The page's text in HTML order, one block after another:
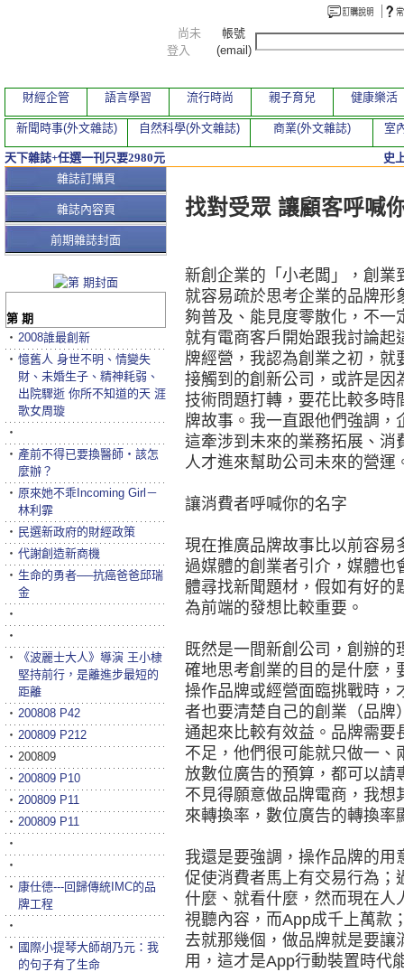
本期文章
找對受眾 讓顧客呼喊
新創企業的「小老闆」，創業
就容易疏於思考企業的品牌
夠普及、能見度零散化，不一
就有電商客戶開始跟我討論
牌經營，我認為創業之初，
接觸到的創新公司，或許是因
技術問題打轉，要花比較多時
牌故事。我一直跟他們強調
這牽涉到未來的業務拓展、消
人才進來幫助公司未來的營運
讓消費者呼喊你的名字
現在推廣品牌故事比以前容易
過媒體的創業者引介，媒體也
體尋找新聞題材，假如有好
為前端的發想比較重要。
既然是一間新創公司，創辦
確地思考創業的目的是什麼，
操作品牌或經營面臨挑戰時，
者也要清楚自己的創業（品牌
通起來比較有效益。品牌需要
不足，他們很可能就只做一
放數位廣告的預算，都可以請
不見得願意做品牌電商，我
來轉換率，數位廣告的轉換
我還是要強調，操作品牌的
促使消費者馬上有交易行為；
什麼、就看什麼，然而現在人
視聽內容，而App成千上萬款
去就那幾個，做品牌就是要
用，這才是App行動裝置時代
雜誌訂購頁
雜誌內容頁
前期雜誌封面
第 期
‧ 2008誰最創新
‧ 憶舊人 身世不明、情變失
財、未婚生子、精神耗弱、
出院驟逝 你所不知道的天 涯
歌女周璇
‧
‧ 產前不得已要換醫師‧該怎
麼辦？
‧ 原來她不乖Incoming Girl－
林利霏
‧ 民選新政府的財經政策
‧ 代謝創造新商機
‧ 生命的勇者──抗癌爸爸邱瑞
金
‧
‧
‧
《波麗士大人》導演 王小棣
堅持前行，是離進步最短的
距離
‧ 200808 P42
‧ 200809 P212
‧ 200809
‧ 200809 P10
‧ 200809 P11
‧ 200809 P11
‧
‧
‧ 康仕德---回歸傳統IMC的品
牌工程
‧
‧ 國際小提琴大師胡乃元：我
的句子有了生命
尚未
登入
帳號
(email)
財經企管 語言學習 流行時尚 親子育兒 健康樂活
新聞時事(外文雜誌) 自然科學(外文雜誌) 商業(外文雜誌) 室
天下雜誌+任選一刊只要2980元 史